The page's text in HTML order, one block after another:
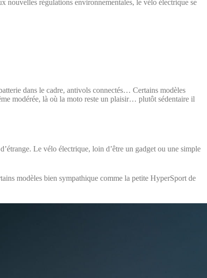
nouvelles régulations environnementales, le vélo électrique se
dans le cadre, antivols connectés… Certains modèles
modérée, là où la moto reste un plaisir… plutôt sédentaire il
Le vélo électrique, loin d’être un gadget ou une simple
modèles bien sympathique comme la petite HyperSport de